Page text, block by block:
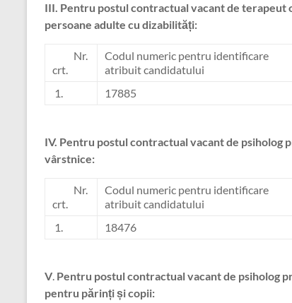
III. Pentru postul contractual vacant de
persoane adulte cu dizabilități:
Nr.
crt.
Codul numeric pentru identificare
atribuit candidatului
1.
17885
IV. Pentru postul contractual vacant de psiholog
vârstnice:
Nr.
crt.
Codul numeric pentru identificare
atribuit candidatului
1.
18476
V. Pentru postul contractual vacant de psiholog
pentru părinți și copii: